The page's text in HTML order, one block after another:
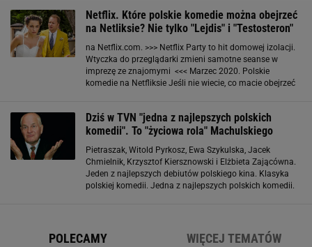
Netflix. Które polskie komedie można obejrzeć
na Netliksie? Nie tylko "Lejdis" i "Testosteron"
na Netflix.com. >>> Netflix Party to hit domowej izolacji.
Wtyczka do przeglądarki zmieni samotne seanse w
imprezę ze znajomymi <<< Marzec 2020. Polskie
komedie na Netfliksie Jeśli nie wiecie, co macie obejrzeć
Dziś w TVN "jedna z najlepszych polskich
komedii". To "życiowa rola" Machulskiego
Pietraszak, Witold Pyrkosz, Ewa Szykulska, Jacek
Chmielnik, Krzysztof Kiersznowski i Elżbieta Zającówna.
Jeden z najlepszych debiutów polskiego kina. Klasyka
polskiej komedii. Jedna z najlepszych polskich komedii.
POLECAMY WIĘCEJ TEMATÓW